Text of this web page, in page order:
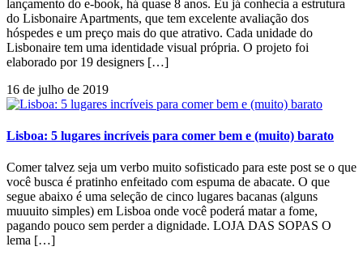
lançamento do e-book, há quase 8 anos. Eu já conhecia a estrutura
do Lisbonaire Apartments, que tem excelente avaliação dos
hóspedes e um preço mais do que atrativo. Cada unidade do
Lisbonaire tem uma identidade visual própria. O projeto foi
elaborado por 19 designers […]
16 de julho de 2019
Lisboa: 5 lugares incríveis para comer bem e (muito) barato
Comer talvez seja um verbo muito sofisticado para este post se o que
você busca é pratinho enfeitado com espuma de abacate. O que
segue abaixo é uma seleção de cinco lugares bacanas (alguns
muuuito simples) em Lisboa onde você poderá matar a fome,
pagando pouco sem perder a dignidade. LOJA DAS SOPAS O
lema […]